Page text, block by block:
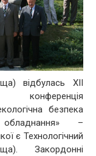
відбулась XII
конференція
безпека
–
є Технологічний
Закордонні